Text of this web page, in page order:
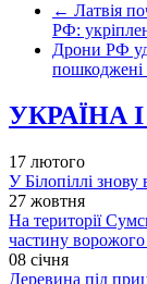
← Латвія
РФ:
Дрони РФ
УКРАЇНА
17 лютого
У Білопіллі знову
27 жовтня
На території
частину
08 січня
Деревина під